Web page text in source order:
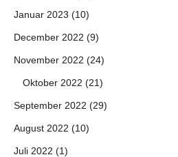
Januar 2023 (10)
December 2022 (9)
November 2022 (24)
Oktober 2022 (21)
September 2022 (29)
August 2022 (10)
Juli 2022 (1)